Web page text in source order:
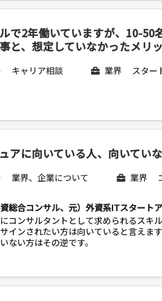
で2年働いていますが、10-50
と、想定していなかったメリ
キャリア相談 業界 スター
アに向いている人、向いてい
業界、企業について 業界
総合コンサル、元）外資系ITスタート
コンサルタントとして求められるスキ
インされたい方は向いていると言えます
ない方はその逆です。